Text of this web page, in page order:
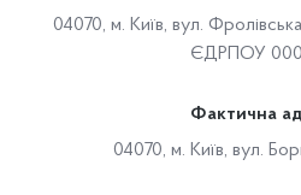
04070, м. Київ, вул.
ЄДРПОУ
Фактична
04070, м. Київ, вул.